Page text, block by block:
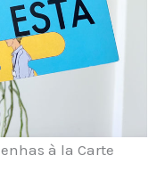
à la Carte